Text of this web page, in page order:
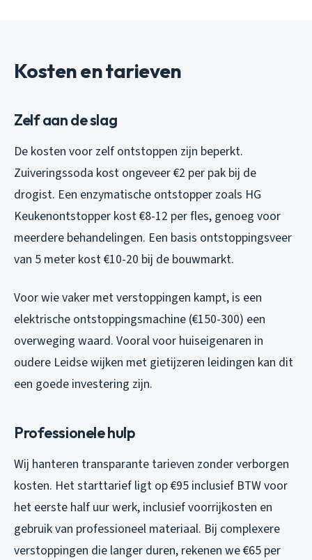
Kosten en tarieven
Zelf aan de slag
De kosten voor zelf ontstoppen zijn beperkt.
Zuiveringssoda kost ongeveer €2 per pak bij de
drogist. Een enzymatische ontstopper zoals HG
Keukenontstopper kost €8-12 per fles, genoeg voor
meerdere behandelingen. Een basis ontstoppingsveer
van 5 meter kost €10-20 bij de bouwmarkt.
Voor wie vaker met verstoppingen kampt, is een
elektrische ontstoppingsmachine (€150-300) een
overweging waard. Vooral voor huiseigenaren in
oudere Leidse wijken met gietijzeren leidingen kan dit
een goede investering zijn.
Professionele hulp
Wij hanteren transparante tarieven zonder verborgen
kosten. Het starttarief ligt op €95 inclusief BTW voor
het eerste half uur werk, inclusief voorrijkosten en
gebruik van professioneel materiaal. Bij complexere
verstoppingen die langer duren, rekenen we €65 per